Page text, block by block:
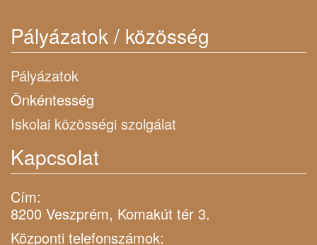
Pályázatok / közösség
Pályázatok
Önkéntesség
Iskolai közösségi szolgálat
Kapcsolat
Cím:
8200 Veszprém, Komakút tér 3.
Központi telefonszámok: